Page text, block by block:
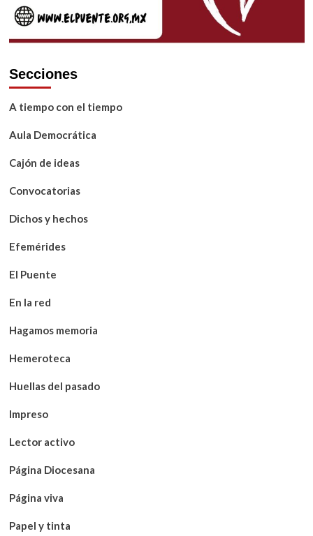
Secciones
A tiempo con el tiempo
Aula Democrática
Cajón de ideas
Convocatorias
Dichos y hechos
Efemérides
El Puente
En la red
Hagamos memoria
Hemeroteca
Huellas del pasado
Impreso
Lector activo
Página Diocesana
Página viva
Papel y tinta